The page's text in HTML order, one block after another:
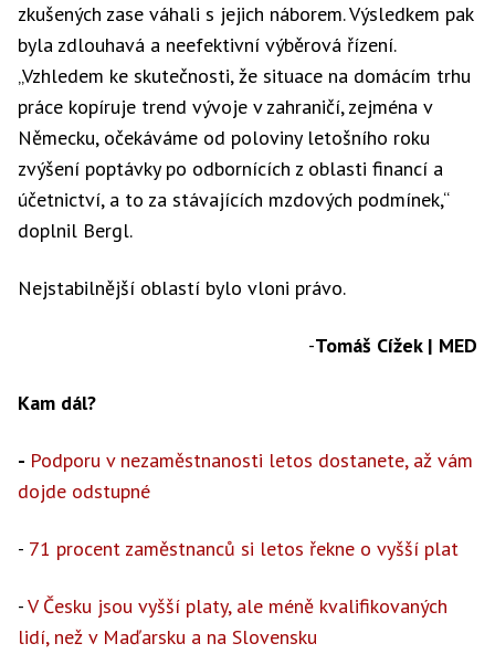
zkušených zase váhali s jejich náborem. Výsledkem pak
byla zdlouhavá a neefektivní výběrová řízení.
„Vzhledem ke skutečnosti, že situace na domácím trhu
práce kopíruje trend vývoje v zahraničí, zejména v
Německu, očekáváme od poloviny letošního roku
zvýšení poptávky po odbornících z oblasti financí a
účetnictví, a to za stávajících mzdových podmínek,“
doplnil Bergl.
Nejstabilnější oblastí bylo vloni právo.
-Tomáš Cížek | MED
Kam dál?
- Podporu v nezaměstnanosti letos dostanete, až vám
dojde odstupné
- 71 procent zaměstnanců si letos řekne o vyšší plat
-V Česku jsou vyšší platy, ale méně kvalifikovaných
lidí, než v Maďarsku a na Slovensku